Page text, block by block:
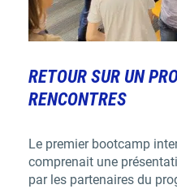
RETOUR SUR UN
RENCONTRES
Le premier bootcamp
comprenait une
par les partenaires du